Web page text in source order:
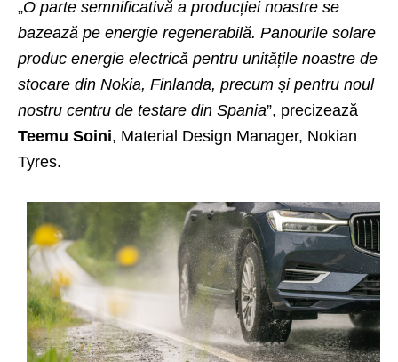
„O parte semnificativă a producției noastre se
bazează pe energie regenerabilă. Panourile solare
produc energie electrică pentru unitățile noastre de
stocare din Nokia, Finlanda, precum și pentru noul
nostru centru de testare din Spania”, precizează
Teemu Soini, Material Design Manager, Nokian
Tyres.